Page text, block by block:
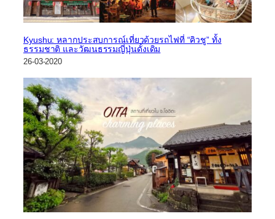
Kyushu: หลากประสบการณ์เที่ยวด้วยรถไฟที่ “คิวชู” ทั้ง
ธรรมชาติ และวัฒนธรรมญี่ปุ่นดั้งเดิม
26-03-2020